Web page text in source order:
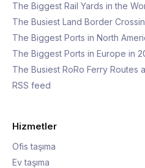
The Biggest Rail Yards in the
The Busiest Land Border
The Biggest Ports in North
The Biggest Ports in Europe in
The Busiest RoRo Ferry Routes
RSS feed
Hizmetler
Ofis taşıma
Ev taşıma